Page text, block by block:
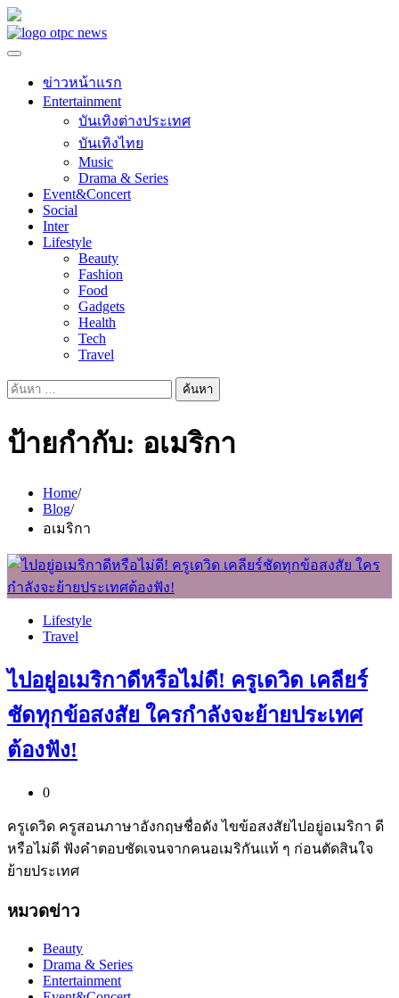
Skip
to
ข่าวหน้าแรก
Entertainment
บันเทิงต่างประเทศ
บันเทิงไทย
Music
Drama & Series
Event&Concert
Social
Inter
Lifestyle
Beauty
Fashion
Food
Gadgets
Health
Tech
Travel
ค้นหา
ป้ายกำกับ: อเมริกา
Home
Blog
อเมริกา
Lifestyle
Travel
ไปอยู่อเมริกาดีหรือไม่ดี! ครูเดวิด เคลียร์
ชัดทุกข้อสงสัย ใครกำลังจะย้ายประเทศ
ต้องฟัง!
0
ครูเดวิด ครูสอนภาษาอังกฤษชื่อดัง ไขข้อสงสัยไปอยู่อเมริกา ดี
หรือไม่ดี ฟังคำตอบชัดเจนจากคนอเมริกันแท้ ๆ ก่อนตัดสินใจ
ย้ายประเทศ
หมวดข่าว
Beauty
Drama & Series
Entertainment